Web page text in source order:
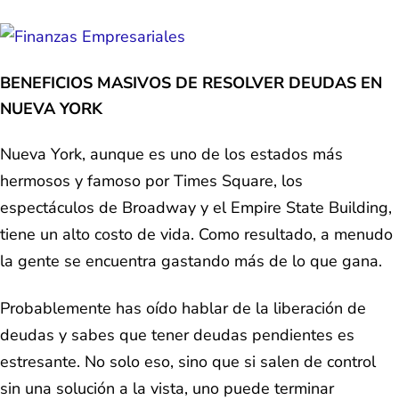
BENEFICIOS MASIVOS DE RESOLVER DEUDAS EN
NUEVA YORK
Nueva York, aunque es uno de los estados más
hermosos y famoso por Times Square, los
espectáculos de Broadway y el Empire State Building,
tiene un alto costo de vida. Como resultado, a menudo
la gente se encuentra gastando más de lo que gana.
Probablemente has oído hablar de la liberación de
deudas y sabes que tener deudas pendientes es
estresante. No solo eso, sino que si salen de control
sin una solución a la vista, uno puede terminar